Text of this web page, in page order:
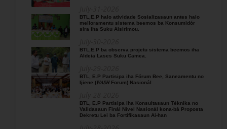
BTL,E.P halo atividade Sosializasaun antes halo
melloramentu sistema beemos ba Konsumidór
sira iha Suku Aisirimou.
BTL,E.P ba observa projetu sistema beemos iha
Aldeia Lases Suku Camea.
BTL, E.P Partisipa iha Fórum Bee, Saneamentu no
Ijiene (𝑊𝐴𝑆𝐻 Forum) Nasionál
BTL, E.P Partisipa iha Konsultasaun Téknika no
Validasaun Finál Nível Nasionál kona-bá Proposta
Dekretu Lei ba Fortifikasaun Ai-han